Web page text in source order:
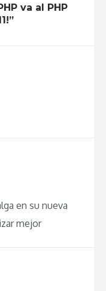
va al PHP
en su nueva
mejor